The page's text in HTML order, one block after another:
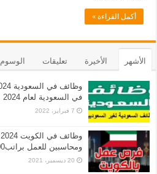
أكمل القراءة »
الأشهر الأخيرة تعليقات الوسوم
في السعودية لعام 2024
7 فبراير، 2022
ومحاسبين للعمل براتب600 دينار
20 ديسمبر، 2021